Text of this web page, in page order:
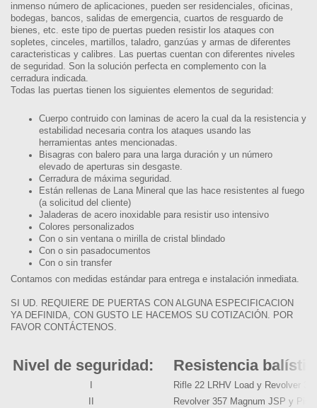
inmenso número de aplicaciones, pueden ser residenciales, oficinas,
bodegas, bancos, salidas de emergencia, cuartos de resguardo de
bienes, etc. este tipo de puertas pueden resistir los ataques con
sopletes, cinceles, martillos, taladro, ganzúas y armas de diferentes
caracteristicas y calibres. Las puertas cuentan con diferentes niveles
de seguridad. Son la solución perfecta en complemento con la
cerradura indicada.
Todas las puertas tienen los siguientes elementos de seguridad:
Cuerpo contruido con laminas de acero la cual da la resistencia y
estabilidad necesaria contra los ataques usando las
herramientas antes mencionadas.
Bisagras con balero para una larga duración y un número
elevado de aperturas sin desgaste.
Cerradura de máxima seguridad.
Están rellenas de Lana Mineral que las hace resistentes al fuego
(a solicitud del cliente)
Jaladeras de acero inoxidable para resistir uso intensivo
Colores personalizados
Con o sin ventana o mirilla de cristal blindado
Con o sin pasadocumentos
Con o sin transfer
Contamos con medidas estándar para entrega e instalación inmediata.
SI UD. REQUIERE DE PUERTAS CON ALGUNA ESPECIFICACION
YA DEFINIDA, CON GUSTO LE HACEMOS SU COTIZACIÓN. POR
FAVOR CONTÁCTENOS.
Nivel de seguridad: Resistencia
Rifle 22 LRHV Load y Revolver
Revolver 357 Magnum JSP y